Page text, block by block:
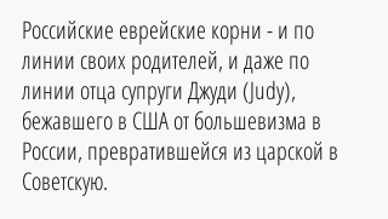
Российские еврейские корни - и по
линии своих родителей, и даже по
линии отца супруги Джуди (Judy),
бежавшего в США от большевизма в
России, превратившейся из царской в
Советскую.